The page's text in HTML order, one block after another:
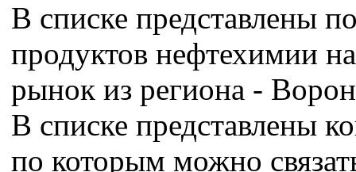
В списке представлены
продуктов нефтехимии
рынок из региона -
В списке представлены
по которым можно